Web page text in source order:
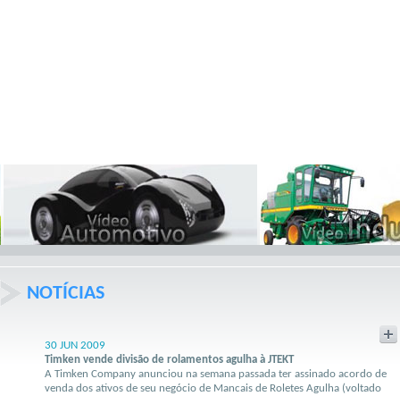
NOTÍCIAS
30 JUN 2009
Timken vende divisão de rolamentos agulha à JTEKT
A Timken Company anunciou na semana passada ter assinado acordo de
venda dos ativos de seu negócio de Mancais de Roletes Agulha (voltado